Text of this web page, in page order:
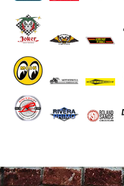
End of Gallery